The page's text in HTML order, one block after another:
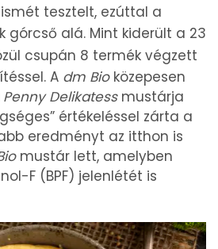
ismét tesztelt, ezúttal a
górcső alá. Mint kiderült a 23
csupán 8 termék végzett
A dm Bioközepesen
Penny Delikatessmustárja
értékeléssel zárta a
eredményt az itthon is
mustár lett, amelyben
F (BPF) jelenlétét is